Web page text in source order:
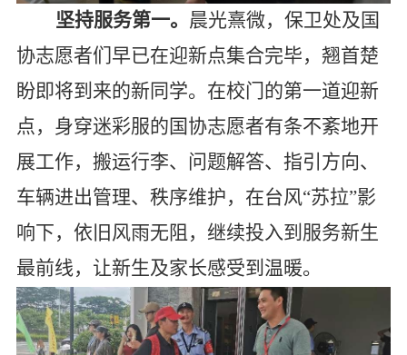
坚持服务第一。 晨光熹微，保卫处及国
协志愿者们早已在迎新点集合完毕，翘首楚
盼即将到来的新同学。在校门的第一道迎新
点，身穿迷彩服的国协志愿者有条不紊地开
展工作，搬运行李、问题解答、指引方向、
车辆进出管理、秩序维护，在台风“苏拉”影
响下，依旧风雨无阻，继续投入到服务新生
最前线，让新生及家长感受到温暖。